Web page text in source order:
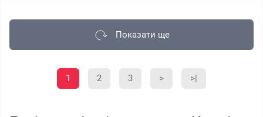
Показати ще
1 2 3 > >|